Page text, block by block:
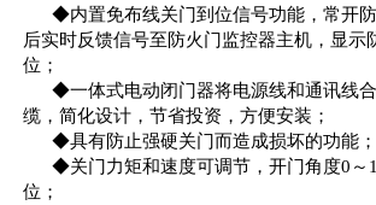
◆内置免布线关门到位信号功能，常开
后实时反馈信号至防火门监控器主机，显示
位；
◆一体式电动闭门器将电源线和通讯线
缆，简化设计，节省投资，方便安装；
◆具有防止强硬关门而造成损坏的功能；
◆关门力矩和速度可调节，开门角度0～
位；